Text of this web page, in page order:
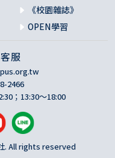
《校園雜誌》
OPEN學習
服
2466
；13:30～18:00
. All rights reserved